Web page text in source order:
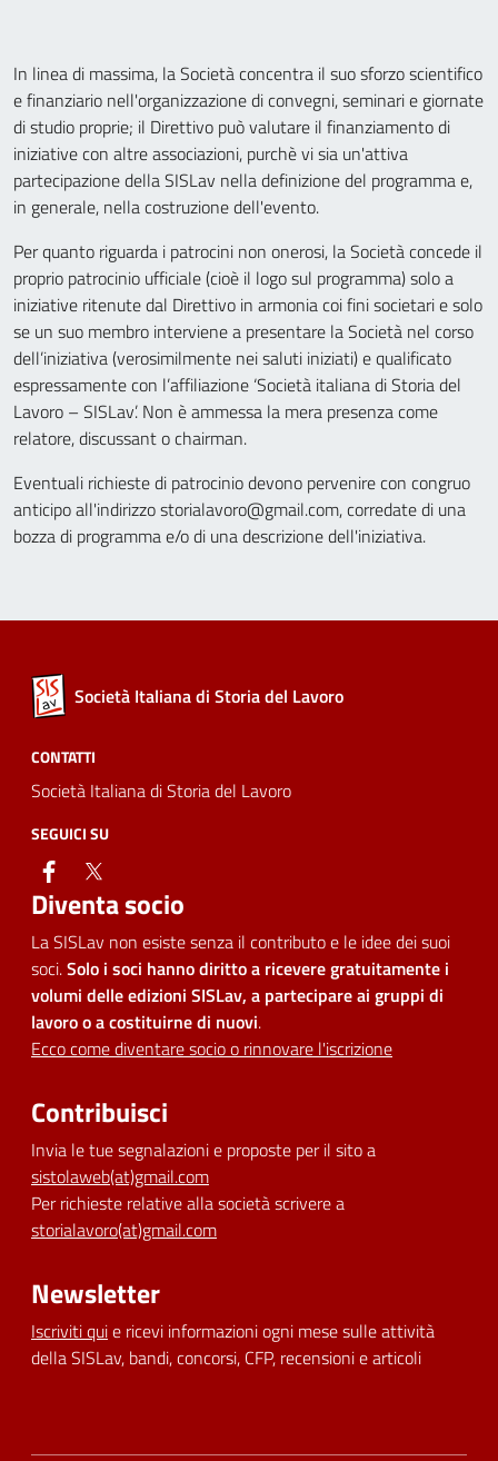
In linea di massima, la Società concentra il suo sforzo scientifico
e finanziario nell'organizzazione di convegni, seminari e giornate
di studio proprie; il Direttivo può valutare il finanziamento di
iniziative con altre associazioni, purchè vi sia un'attiva
partecipazione della SISLav nella definizione del programma e,
in generale, nella costruzione dell'evento.
Per quanto riguarda i patrocini non onerosi, la Società concede il
proprio patrocinio ufficiale (cioè il logo sul programma) solo a
iniziative ritenute dal Direttivo in armonia coi fini societari e solo
se un suo membro interviene a presentare la Società nel corso
dell’iniziativa (verosimilmente nei saluti iniziati) e qualificato
espressamente con l’affiliazione ‘Società italiana di Storia del
Lavoro – SISLav’. Non è ammessa la mera presenza come
relatore, discussant o chairman.
Eventuali richieste di patrocinio devono pervenire con congruo
anticipo all'indirizzo storialavoro@gmail.com, corredate di una
bozza di programma e/o di una descrizione dell'iniziativa.
Società Italiana di Storia del Lavoro
CONTATTI
Società Italiana di Storia del Lavoro
SEGUICI SU
facebook
Diventa socio
La SISLav non esiste senza il contributo e le idee dei suoi
soci.Solo i soci hanno diritto a ricevere gratuitamente i
volumi delle edizioni SISLav, a partecipare ai gruppi di
lavoro o a costituirne di nuovi.
Ecco come diventare socio o rinnovare l'iscrizione
Contribuisci
Invia le tue segnalazioni e proposte per il sito a
sistolaweb(at)gmail.com
Per richieste relative alla società scrivere a
storialavoro(at)gmail.com
Newsletter
Iscriviti quie ricevi informazioni ogni mese sulle attività
della SISLav, bandi, concorsi, CFP, recensioni e articoli